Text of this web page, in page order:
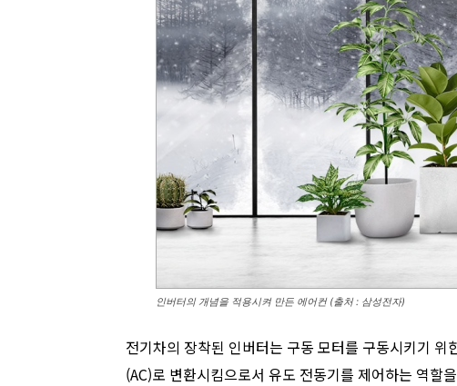
인버터의 개념을 적용시켜 만든 에어컨 (출처 : 삼성전자)
전기차의 장착된 인버터는 구동 모터를 구동시키기
(AC)로 변환시킴으로서 유도 전동기를 제어하는 역할